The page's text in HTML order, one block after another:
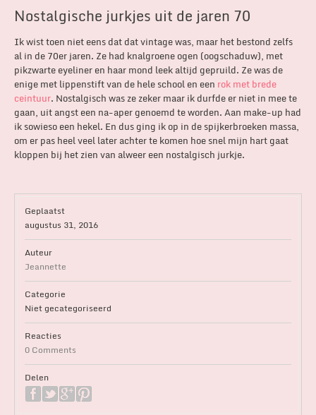
Nostalgische jurkjes uit de jaren 70
Ik wist toen niet eens dat dat vintage was, maar het bestond zelfs
al in de 70er jaren. Ze had knalgroene ogen (oogschaduw), met
pikzwarte eyeliner en haar mond leek altijd gepruild. Ze was de
enige met lippenstift van de hele school en een rok met brede
ceintuur. Nostalgisch was ze zeker maar ik durfde er niet in mee te
gaan, uit angst een na-aper genoemd te worden. Aan make-up had
ik sowieso een hekel. En dus ging ik op in de spijkerbroeken massa,
om er pas heel veel later achter te komen hoe snel mijn hart gaat
kloppen bij het zien van alweer een nostalgisch jurkje.
Geplaatst
augustus 31, 2016
Auteur
Jeannette
Categorie
Niet gecategoriseerd
Reacties
0 Comments
Delen